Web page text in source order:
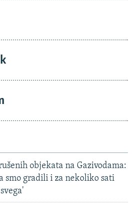
objekata na Gazivodama:
smo gradili i za nekoliko sati